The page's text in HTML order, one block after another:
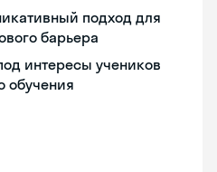
подход для
барьера
интересы учеников
обучения